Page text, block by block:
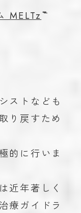
MELTz
ストなども
り戻すため
的に行いま
近年著しく
療ガイドラ